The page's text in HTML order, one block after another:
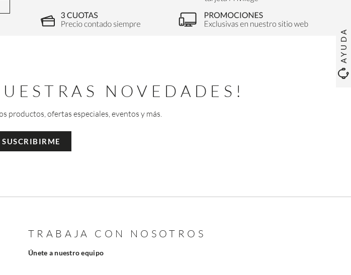
AYUDA
NOVEDADES!
productos, ofertas especiales, eventos y más.
TRABAJA CON NOSOTROS
Únete a nuestro equipo